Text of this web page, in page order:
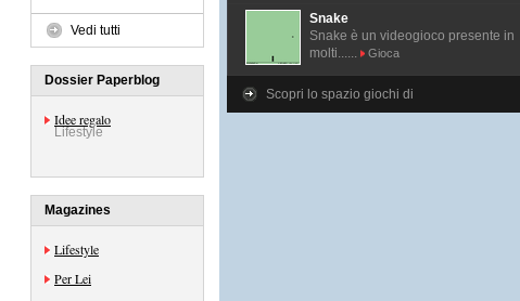
Vedi tutti
Dossier Paperblog
Idee regalo
Lifestyle
Magazines
Lifestyle
Per Lei
Snake
Snake è un videogioco presente in
molti......
Gioca
Scopri lo spazio giochi di